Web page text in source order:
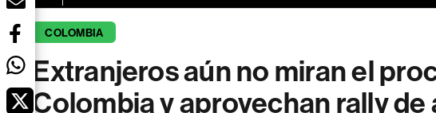
COLOMBIA
Extranjeros aún no miran el
Colombia y aprovechan rally de